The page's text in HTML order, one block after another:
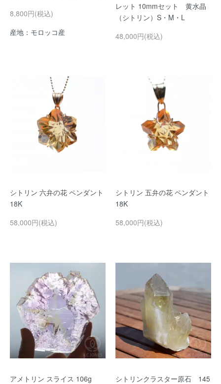
8,800円(税込)
産地：モロッコ産
レット 10mmセット 黄水晶
（シトリン）S・M・L
48,000円(税込)
シトリン 六弁の花 ペンダント
18K
58,000円(税込)
シトリン 五弁の花 ペンダント
18K
58,000円(税込)
アメトリン スライス 106g
シトリンクラスター原石 145